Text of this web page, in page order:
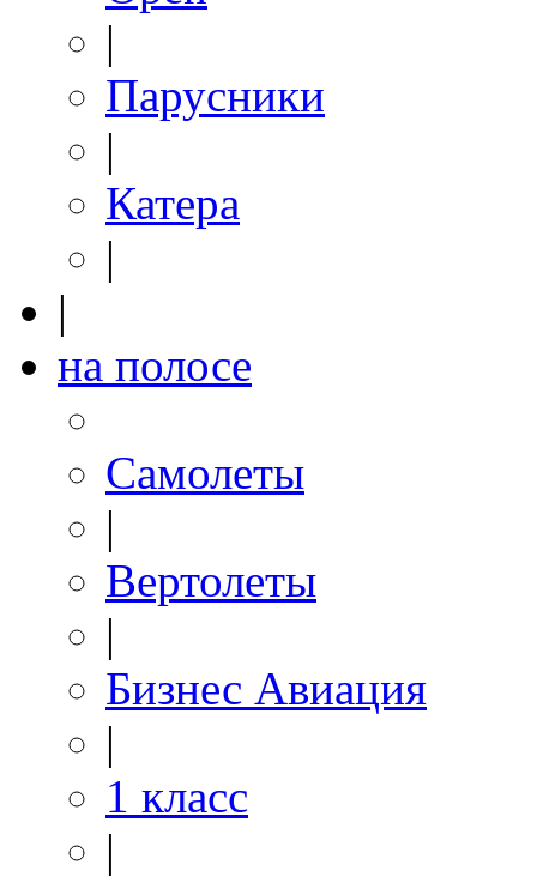
|
Парусники
|
Катера
|
|
на полосе
Самолеты
|
Вертолеты
|
Бизнес Авиация
|
1 класс
|